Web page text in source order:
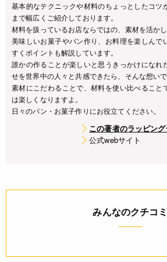
基本的なテクニックや材料のちょっとしたコツ
まで幅広くご紹介しております。
材料を扱っているお店ならではの、素材を活か
美味しいお菓子やパン作り、お料理を楽しんで
すくポイントも解説しています。
誰かの作ることが楽しいと思うきっかけになれ
せを世界中の人々と共感できたら、そんな想い
素材にこだわることで、材料を使い比べること
は楽しくなりますよ。
日々のパン・お菓子作りにお役立てください。
この著者のラッピン
公式webサイト
みんなのクチコミ